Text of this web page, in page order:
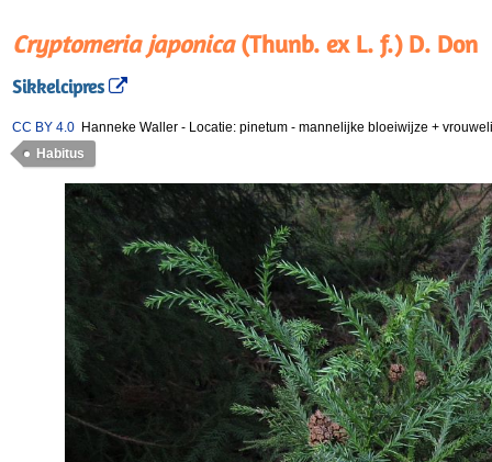
Cryptomeria japonica(Thunb. ex L. f.) D. Don
Sikkelcipres
CC BY 4.0 Hanneke Waller - Locatie: pinetum - mannelijke bloeiwijze +
Habitus